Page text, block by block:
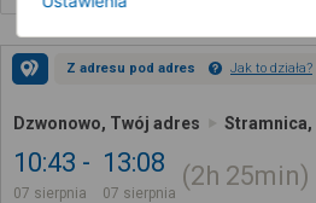
Z adresu pod adres Jak to działa?
Dzwonowo, Twój adres
10:43
07 sierpnia
13:08
07 sierpnia
2h 25min